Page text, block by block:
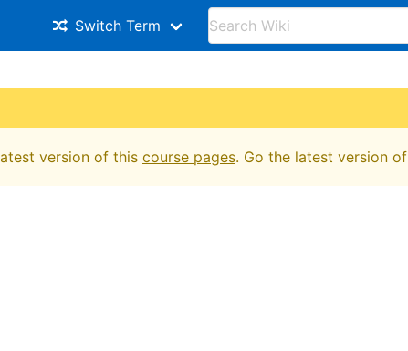
Switch Term
version of this course pages. Go the latest version of